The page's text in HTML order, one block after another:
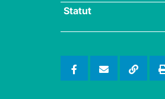
Statut